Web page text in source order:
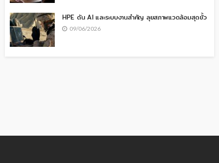
HPE ดัน AI และระบบงานสำคัญ ลุยสภาพแวดล้อมสุดขั้ว
09/06/2026